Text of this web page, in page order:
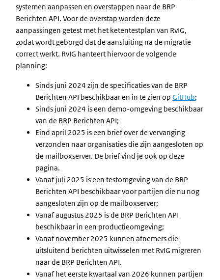
systemen aanpassen en overstappen naar de BRP
Berichten API. Voor de overstap worden deze
aanpassingen getest met het ketentestplan van RvIG,
zodat wordt geborgd dat de aansluiting na de migratie
correct werkt. RvIG hanteert hiervoor de volgende
planning:
Sinds juni 2024 zijn de specificaties van de BRP
Berichten API beschikbaar en in te zien op GitHub;
Sinds juni 2024 is een demo-omgeving beschikbaar
van de BRP Berichten API;
Eind april 2025 is een brief over de vervanging
verzonden naar organisaties die zijn aangesloten op
de mailboxserver. De brief vind je ook op deze
pagina.
Vanaf juli 2025 is een testomgeving van de BRP
Berichten API beschikbaar voor partijen die nu nog
aangesloten zijn op de mailboxserver;
Vanaf augustus 2025 is de BRP Berichten API
beschikbaar in een productieomgeving;
Vanaf november 2025 kunnen afnemers die
uitsluitend berichten uitwisselen met RvIG migreren
naar de BRP Berichten API.
Vanaf het eerste kwartaal van 2026 kunnen partijen